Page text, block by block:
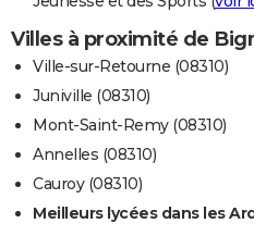
Villes à proximité de
Ville-sur-Retourne (08310)
Juniville (08310)
Mont-Saint-Remy (08310)
Annelles (08310)
Cauroy (08310)
Meilleurs lycées dans les